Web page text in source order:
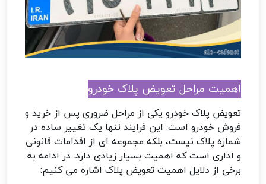
اهمیت مراحل تعویض پلاک خودرو
تعویض پلاک خودرو یکی از مراحل ضروری پس از خرید و
فروش خودرو است. این فرایند تنها یک تغییر ساده در
شماره پلاک نیست، بلکه مجموعه ای از اقدامات قانونی
و اداری است که اهمیت بسیار زیادی دارد. در ادامه به
برخی از دلایل اهمیت تعویض پلاک اشاره می کنیم: